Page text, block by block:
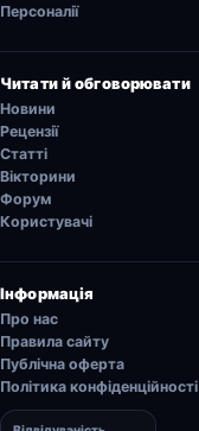
Персоналії
Читати й обговорювати
Новини
Рецензії
Статті
Вікторини
Форум
Користувачі
Інформація
Про нас
Правила сайту
Публічна оферта
Політика конфіденційності